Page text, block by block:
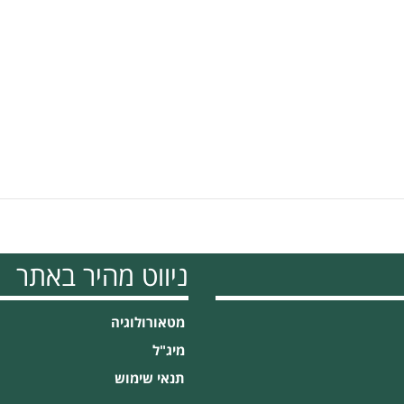
ניווט מהיר באתר
מטאורולוגיה
מיג"ל
תנאי שימוש